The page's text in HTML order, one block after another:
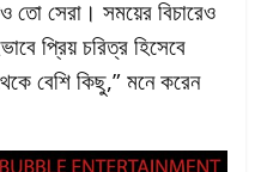
তো সেরা। সময়ের বিচারেও
প্রিয় চরিত্র হিসেবে
বেশি কিছু,” মনে করেন